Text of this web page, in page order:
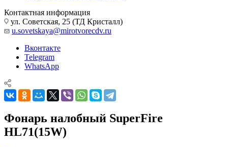
Контактная информация
ул. Советская, 25 (ТД Кристалл)
u.sovetskaya@mirotvorecdv.ru
Вконтакте
Telegram
WhatsApp
Фонарь налобный SuperFire
HL71(15W)